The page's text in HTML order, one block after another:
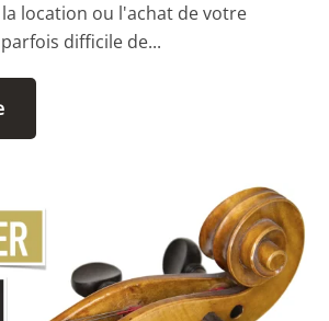
location ou l'achat de votre
difficile de...